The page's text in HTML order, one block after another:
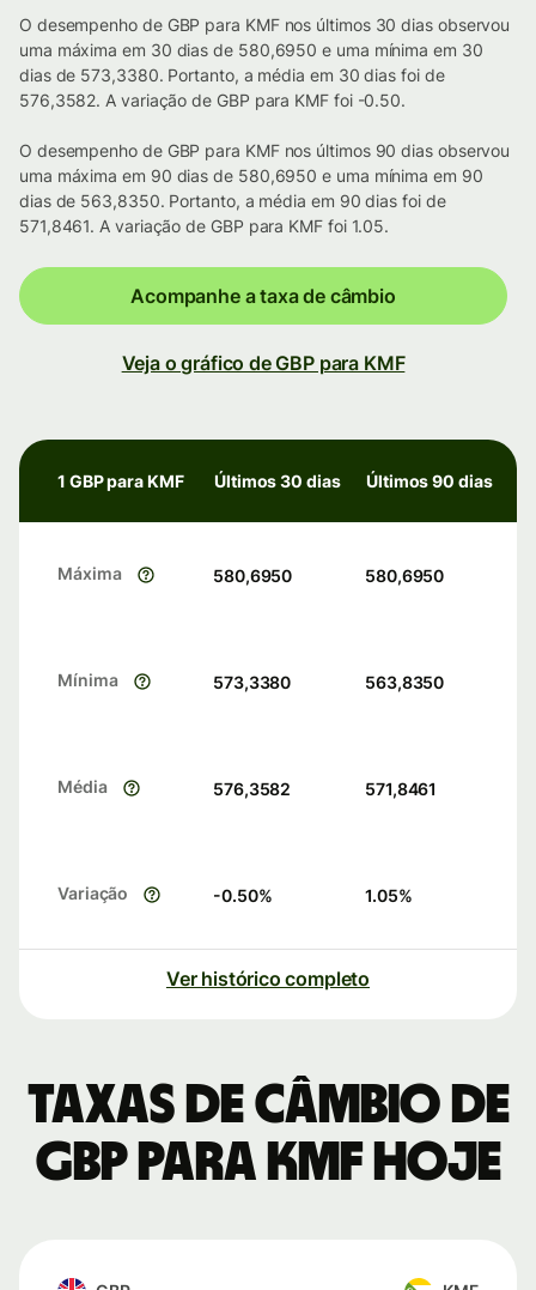
O desempenho de GBP para KMF nos últimos 30 dias observou
uma máxima em 30 dias de 580,6950 e uma mínima em 30
dias de 573,3380. Portanto, a média em 30 dias foi de
576,3582. A variação de GBP para KMF foi -0.50.
O desempenho de GBP para KMF nos últimos 90 dias observou
uma máxima em 90 dias de 580,6950 e uma mínima em 90
dias de 563,8350. Portanto, a média em 90 dias foi de
571,8461. A variação de GBP para KMF foi 1.05.
Acompanhe a taxa de câmbio
Veja o gráfico de GBP para KMF
1 GBP para KMF Últimos 30 dias Últimos 90 dias
Máxima 580,6950 580,6950
Mínima 573,3380 563,8350
Média 576,3582 571,8461
Variação -0.50% 1.05%
Ver histórico completo
Taxas de câmbio de
GBP para KMF hoje